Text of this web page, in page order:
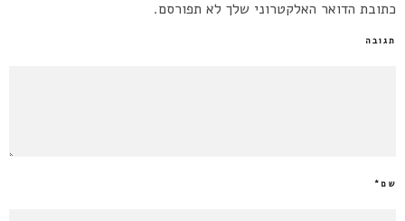
כתובת הדואר האלקטרוני שלך לא תפורסם.
תגובה
שם*